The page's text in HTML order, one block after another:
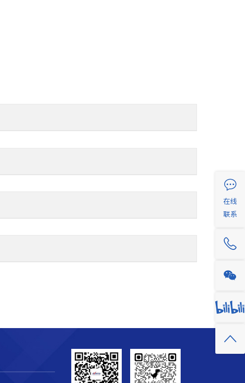
在线
联系